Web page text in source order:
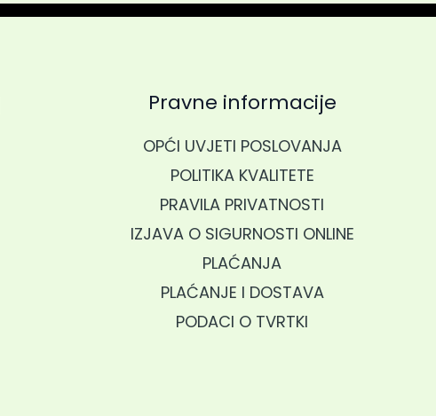
Pravne informacije
OPĆI UVJETI POSLOVANJA
POLITIKA KVALITETE
PRAVILA PRIVATNOSTI
IZJAVA O SIGURNOSTI ONLINE
PLAĆANJA
PLAĆANJE I DOSTAVA
PODACI O TVRTKI